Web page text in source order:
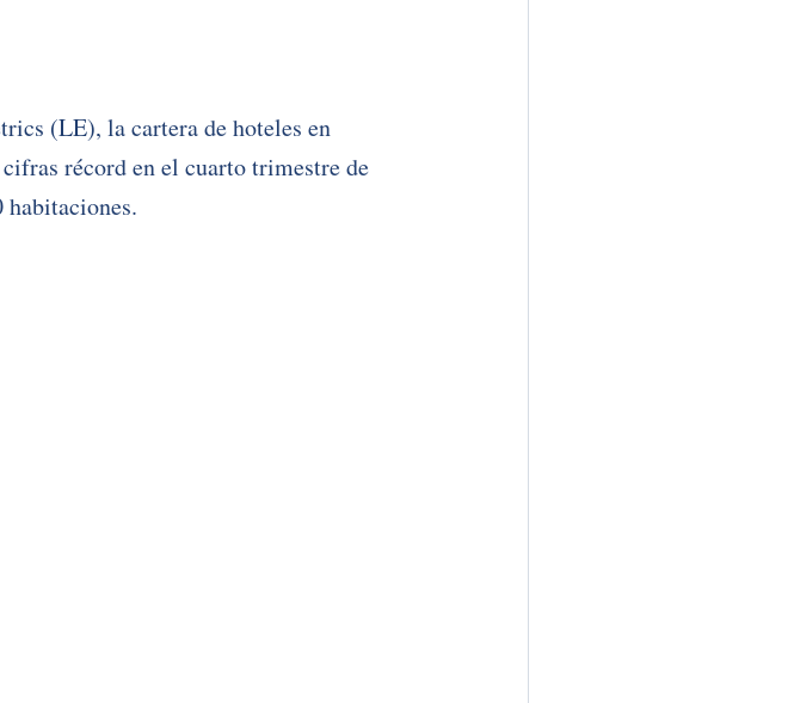
(LE), la cartera de hoteles en
récord en el cuarto trimestre de
habitaciones.